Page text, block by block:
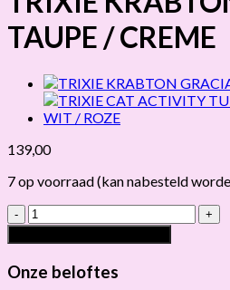
TAUPE / CREME
139,00
7 op voorraad (kan nabesteld
TRIXIE
KRABTON
EDOARDO
TAUPE
/
Onze beloftes